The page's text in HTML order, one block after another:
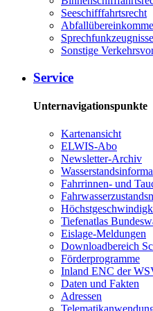
Seeschifffahrtsrecht
Sprechfunkzeugnisse
Sonstige
Service
Unternavigationspunkte
Kartenansicht
ELWIS-Abo
Newsletter-Archiv
Fahrrinnen- und
Tiefenatlas
Eislage-Meldungen
Downloadbereich
Förderprogramme
Inland ENC der
Daten und Fakten
Adressen